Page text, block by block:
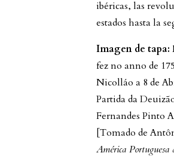
ibéricas, las
estados hasta la
Imagen de tapa:
fez no anno de
Nicolláo a 8 de
Partida da
Fernandes Pinto
[Tomado de
América